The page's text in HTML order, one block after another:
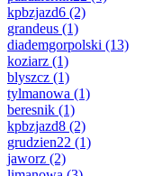
kpbzjazd6 (2)
grandeus (1)
diademgorpolski (13)
koziarz (1)
blyszcz (1)
tylmanowa (1)
beresnik (1)
kpbzjazd8 (2)
grudzien22 (1)
jaworz (2)